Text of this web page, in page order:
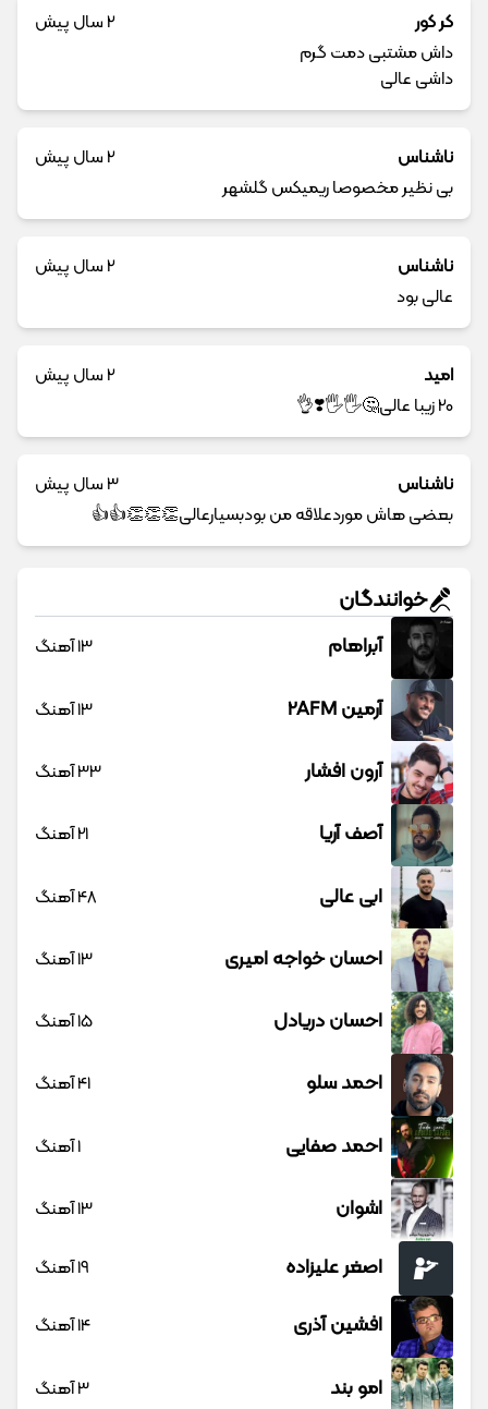
کر کور
2 سال پیش
داش مشتبی دمت گرم
داشی عالی
ناشناس
2 سال پیش
بی نظیر مخصوصا ریمیکس گلشهر
ناشناس
2 سال پیش
عالی بود
امید
2 سال پیش
20 زیبا عالی🤔🖐️🖐️❣️👌
ناشناس
3 سال پیش
بعضی هاش موردعلاقه من بودبسیارعالی👏👏👏👍👍
خوانندگان
آبراهام 13 آهنگ
آرمین 2AFM 13 آهنگ
آرون افشار 33 آهنگ
آصف آریا 21 آهنگ
ابی عالی 48 آهنگ
احسان خواجه امیری 13 آهنگ
احسان دریادل 15 آهنگ
احمد سلو 41 آهنگ
احمد صفایی 1 آهنگ
اشوان 13 آهنگ
اصغر علیزاده 19 آهنگ
افشین آذری 14 آهنگ
امو بند 3 آهنگ